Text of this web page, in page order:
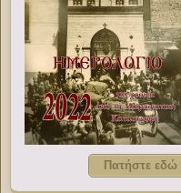
Πατήστε εδώ